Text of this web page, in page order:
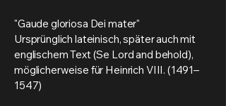
"Gaude gloriosa Dei mater"
Ursprünglich lateinisch, später auch mit
englischem Text (Se Lord and behold),
möglicherweise für Heinrich VIII. (1491–
1547)